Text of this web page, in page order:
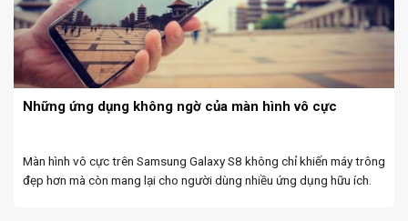
Những ứng dụng không ngờ của màn hình vô cực
Màn hình vô cực trên Samsung Galaxy S8 không chỉ khiến máy trông
đẹp hơn mà còn mang lại cho người dùng nhiều ứng dụng hữu ích.